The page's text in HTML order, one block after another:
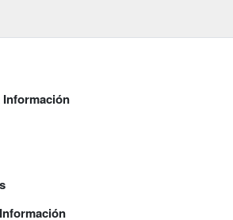
Información